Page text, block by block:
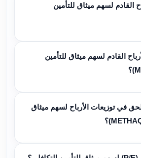
القادم لسهم ميثاق للتأمين
القادم لسهم ميثاق للتأمين
في توزيعات الأرباح لسهم ميثاق